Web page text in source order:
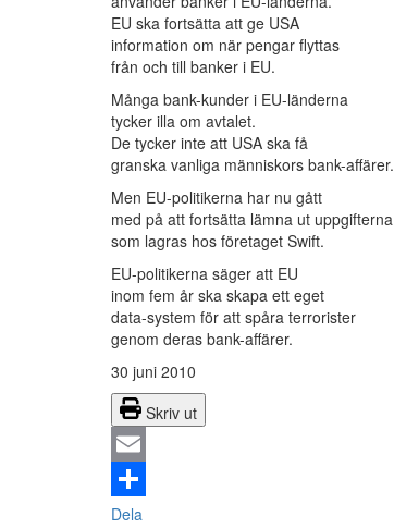
EU ska fortsätta att ge USA
information om när pengar flyttas
från och till banker i EU.
Många bank-kunder i EU-länderna
tycker illa om avtalet.
De tycker inte att USA ska få
granska vanliga människors bank-affärer.
Men EU-politikerna har nu gått
med på att fortsätta lämna ut uppgifterna
som lagras hos företaget Swift.
EU-politikerna säger att EU
inom fem år ska skapa ett eget
data-system för att spåra terrorister
genom deras bank-affärer.
30 juni 2010
Skriv ut
Email
Dela